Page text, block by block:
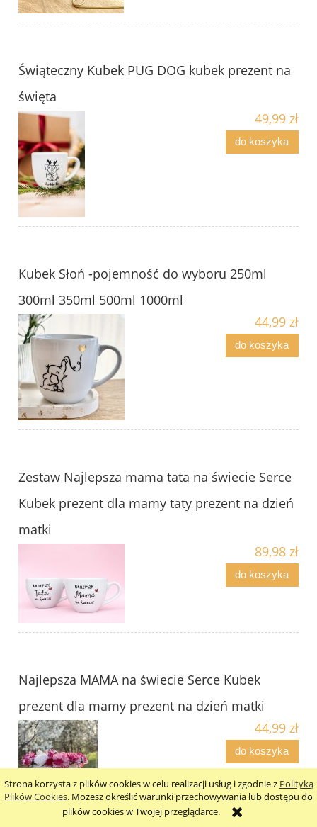
Strona korzysta z plików cookies w celu realizacji usług i zgodnie z Polityką
Plików Cookies. Możesz określić warunki przechowywania lub dostępu do
plików cookies w Twojej przeglądarce.
Świąteczny Kubek PUG DOG kubek prezent na
święta
49,99 zł
do koszyka
Kubek Słoń -pojemność do wyboru 250ml
300ml 350ml 500ml 1000ml
44,99 zł
do koszyka
Zestaw Najlepsza mama tata na świecie Serce
Kubek prezent dla mamy taty prezent na dzień
matki
89,98 zł
do koszyka
Najlepsza MAMA na świecie Serce Kubek
prezent dla mamy prezent na dzień matki
44,99 zł
do koszyka